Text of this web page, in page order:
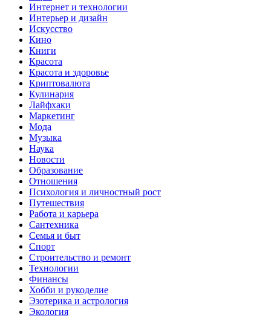
Интернет и технологии
Интерьер и дизайн
Искусство
Кино
Книги
Красота
Красота и здоровье
Криптовалюта
Кулинария
Лайфхаки
Маркетинг
Мода
Музыка
Наука
Новости
Образование
Отношения
Психология и личностный рост
Путешествия
Работа и карьера
Сантехника
Семья и быт
Спорт
Строительство и ремонт
Технологии
Финансы
Хобби и рукоделие
Эзотерика и астрология
Экология